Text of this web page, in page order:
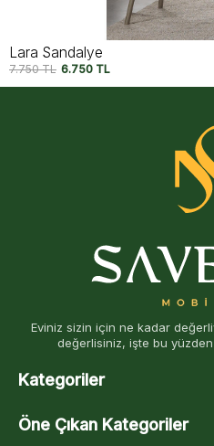
Lara Sandalye
7.750TL 6.750 TL
Eviniz sizin için ne kadar
değerlisiniz, işte bu
Kategoriler
Öne Çıkan Kategoriler